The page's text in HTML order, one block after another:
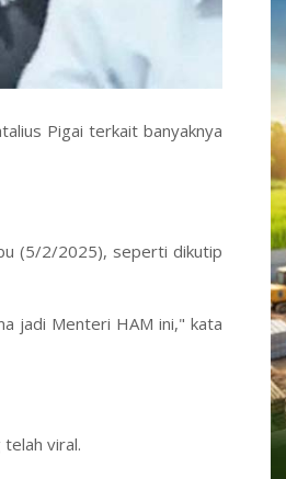
Pigai terkait banyaknya
(5/2/2025), seperti dikutip
jadi Menteri HAM ini," kata
viral.